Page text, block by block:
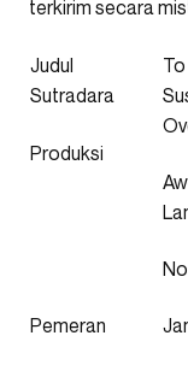
terkirim secara
Judul
Sutradara
Produksi
Pemeran